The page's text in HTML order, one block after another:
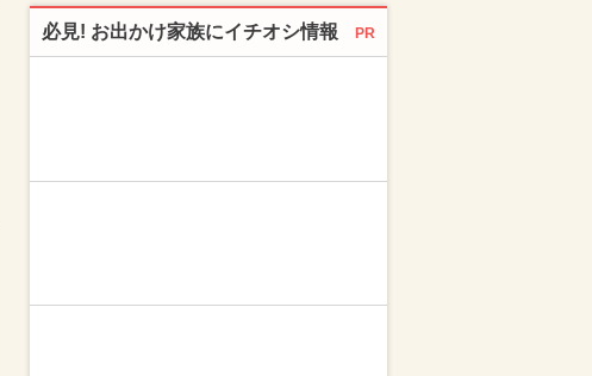
必見! お出かけ家族にイチオシ情報 PR